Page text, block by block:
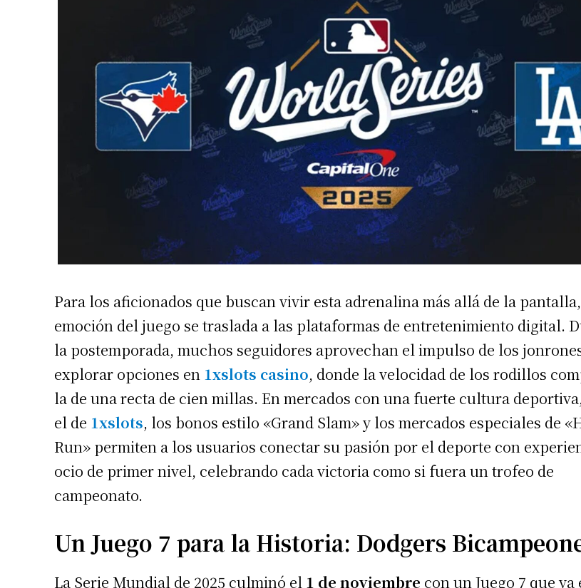
Suscribirme gratis
Para los aficionados que buscan vivir esta adrenalina más allá de la
emoción del juego se traslada a las plataformas de entretenimiento digital.
la postemporada, muchos seguidores aprovechan el impulso de los
explorar opciones en 1xslots casino, donde la velocidad de los rodillos
la de una recta de cien millas. En mercados con una fuerte cultura
el de 1xslots, los bonos estilo «Grand Slam» y los mercados especiales de
Run» permiten a los usuarios conectar su pasión por el deporte con
ocio de primer nivel, celebrando cada victoria como si fuera un trofeo de
campeonato.
Un Juego 7 para la Historia: Dodgers
La Serie Mundial de 2025 culminó el 1 de noviembre con un Juego 7 que ya